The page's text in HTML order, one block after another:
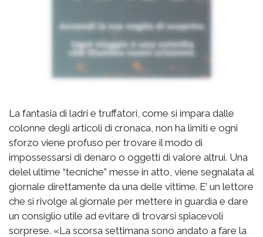
La fantasia di ladri e truffatori, come si impara dalle
colonne degli articoli di cronaca, non ha limiti e ogni
sforzo viene profuso per trovare il modo di
impossessarsi di denaro o oggetti di valore altrui. Una
delel ultime “tecniche” messe in atto, viene segnalata al
giornale direttamente da una delle vittime. E’ un lettore
che si rivolge al giornale per mettere in guardia e dare
un consiglio utile ad evitare di trovarsi spiacevoli
sorprese. «La scorsa settimana sono andato a fare la